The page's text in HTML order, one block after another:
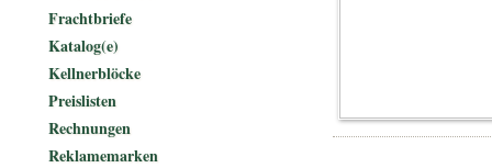
Frachtbriefe
Katalog(e)
Kellnerblöcke
Preislisten
Rechnungen
Reklamemarken